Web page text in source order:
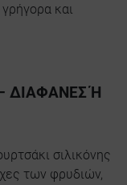
και
ΔΙΑΦΑΝΈΣ Ή Μ
σιλικόνης
των φρυδιών,